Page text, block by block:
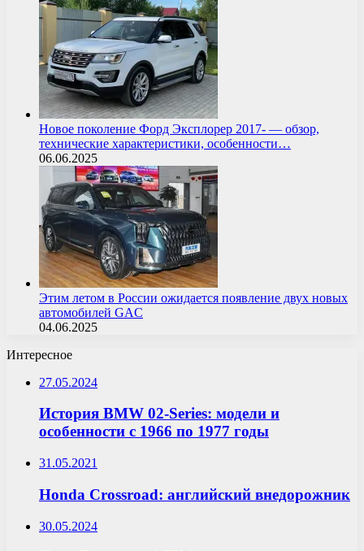
Новое поколение Форд Эксплорер 2017- — обзор,
технические характеристики, особенности…
06.06.2025
Этим летом в России ожидается появление двух новых
автомобилей GAC
04.06.2025
Интересное
27.05.2024
История BMW 02-Series: модели и
особенности с 1966 по 1977 годы
31.05.2021
Honda Crossroad: английский внедорожник
30.05.2024